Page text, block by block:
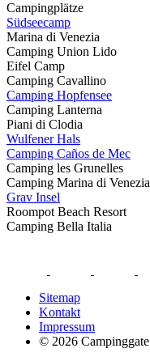
Campingplätze
Südseecamp
Marina di Venezia
Camping Union Lido
Eifel Camp
Camping Cavallino
Camping Hopfensee
Camping Lanterna
Piani di Clodia
Wulfener Hals
Camping Caños de Mec
Camping les Grunelles
Camping Marina di Venezia
Grav Insel
Roompot Beach Resort
Camping Bella Italia
Sitemap
Kontakt
Impressum
© 2026 Campinggate